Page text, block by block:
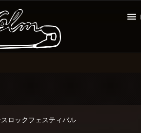
ロックフェスティバル